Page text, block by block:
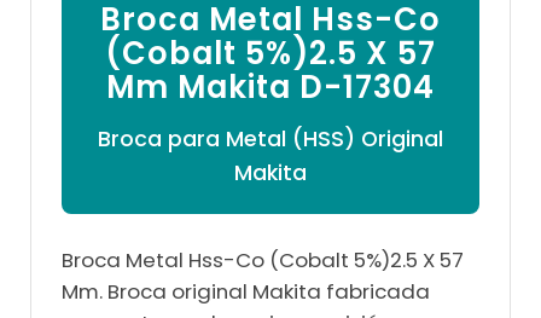
Broca Metal Hss-Co
(Cobalt 5%)2.5 X 57
Mm Makita D-17304
Broca para Metal (HSS) Original
Makita
Broca Metal Hss-Co (Cobalt 5%)2.5 X 57
Mm. Broca original Makita fabricada